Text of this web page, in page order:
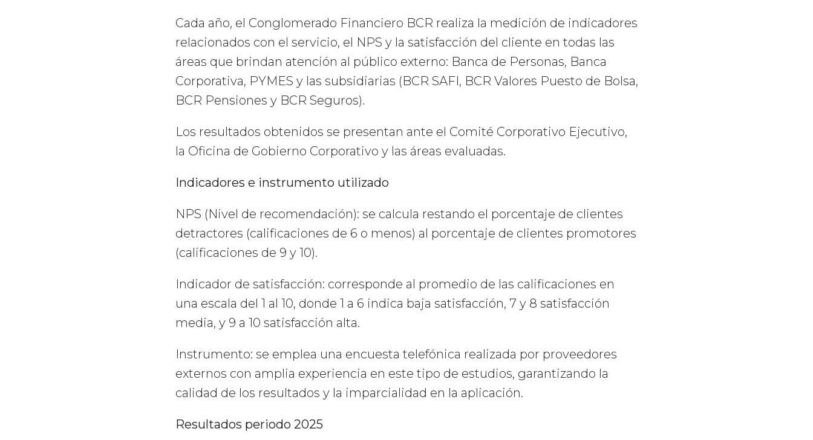
Cada año, el Conglomerado Financiero BCR realiza la medición de indicadores
relacionados con el servicio, el NPS y la satisfacción del cliente en todas las
áreas que brindan atención al público externo: Banca de Personas, Banca
Corporativa, PYMES y las subsidiarias (BCR SAFI, BCR Valores Puesto de Bolsa,
BCR Pensiones y BCR Seguros).
Los resultados obtenidos se presentan ante el Comité Corporativo Ejecutivo,
la Oficina de Gobierno Corporativo y las áreas evaluadas.
Indicadores e instrumento utilizado
NPS (Nivel de recomendación): se calcula restando el porcentaje de clientes
detractores (calificaciones de 6 o menos) al porcentaje de clientes promotores
(calificaciones de 9 y 10).
Indicador de satisfacción: corresponde al promedio de las calificaciones en
una escala del 1 al 10, donde 1 a 6 indica baja satisfacción, 7 y 8 satisfacción
media, y 9 a 10 satisfacción alta.
Instrumento: se emplea una encuesta telefónica realizada por proveedores
externos con amplia experiencia en este tipo de estudios, garantizando la
calidad de los resultados y la imparcialidad en la aplicación.
Resultados periodo 2025